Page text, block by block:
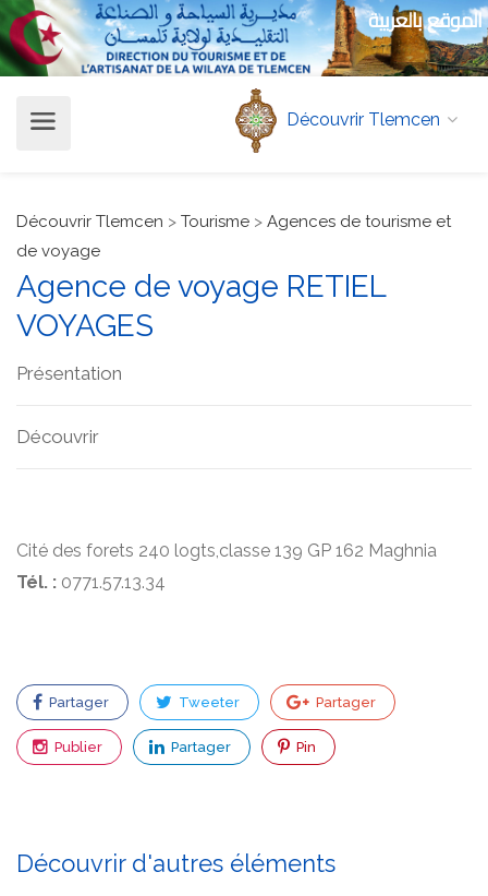
الموقع بالعربية
Découvrir Tlemcen
Découvrir Tlemcen > Tourisme > Agences de tourisme et
de voyage
Agence de voyage RETIEL
VOYAGES
Présentation
Découvrir
Cité des forets 240 logts,classe 139 GP 162 Maghnia
Tél. : 0771.57.13.34
Partager Tweeter Partager
Publier Partager Pin
Découvrir d'autres éléments